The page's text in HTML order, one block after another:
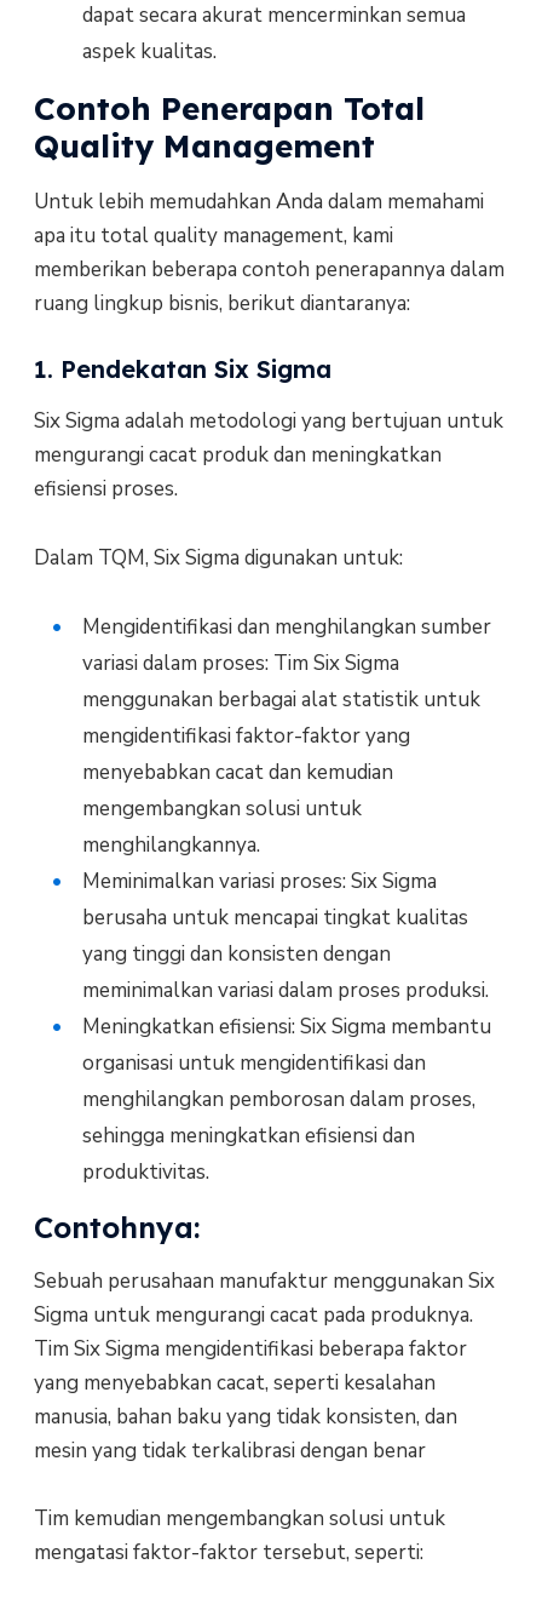
dapat secara akurat mencerminkan semua
aspek kualitas.
Contoh Penerapan Total
Quality Management
Untuk lebih memudahkan Anda dalam memahami
apa itu total quality management, kami
memberikan beberapa contoh penerapannya dalam
ruang lingkup bisnis, berikut diantaranya:
1. Pendekatan Six Sigma
Six Sigma adalah metodologi yang bertujuan untuk
mengurangi cacat produk dan meningkatkan
efisiensi proses.
Dalam TQM, Six Sigma digunakan untuk:
Mengidentifikasi dan menghilangkan sumber
variasi dalam proses: Tim Six Sigma
menggunakan berbagai alat statistik untuk
mengidentifikasi faktor-faktor yang
menyebabkan cacat dan kemudian
mengembangkan solusi untuk
menghilangkannya.
Meminimalkan variasi proses: Six Sigma
berusaha untuk mencapai tingkat kualitas
yang tinggi dan konsisten dengan
meminimalkan variasi dalam proses produksi.
Meningkatkan efisiensi: Six Sigma membantu
organisasi untuk mengidentifikasi dan
menghilangkan pemborosan dalam proses,
sehingga meningkatkan efisiensi dan
produktivitas.
Contohnya:
Sebuah perusahaan manufaktur menggunakan Six
Sigma untuk mengurangi cacat pada produknya.
Tim Six Sigma mengidentifikasi beberapa faktor
yang menyebabkan cacat, seperti kesalahan
manusia, bahan baku yang tidak konsisten, dan
mesin yang tidak terkalibrasi dengan benar
Tim kemudian mengembangkan solusi untuk
mengatasi faktor-faktor tersebut, seperti: